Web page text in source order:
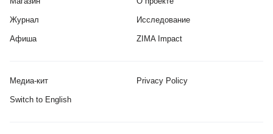
Журнал
Афиша
Исследование
ZIMA Impact
Медиа-кит Privacy Policy
Switch to English